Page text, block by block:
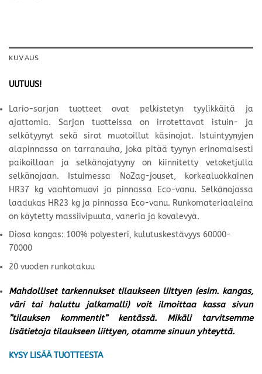
KUVAUS
UUTUUS!
Lario-sarjan tuotteet ovat pelkistetyn tyylikkäitä ja
ajattomia. Sarjan tuotteissa on irrotettavat istuin- ja
selkätyynyt sekä sirot muotoillut käsinojat. Istuintyynyjen
alapinnassa on tarranauha, joka pitää tyynyn erinomaisesti
paikoillaan ja selkänojatyyny on kiinnitetty vetoketjulla
selkänojaan. Istuimessa NoZag-jouset, korkealuokkainen
HR37 kg vaahtomuovi ja pinnassa Eco-vanu. Selkänojassa
laadukas HR23 kg ja pinnassa Eco-vanu. Runkomateriaaleina
on käytetty massiivipuuta, vaneria ja kovalevyä.
Diosa kangas: 100% polyesteri, kulutuskestävyys 60000-
70000
20 vuoden runkotakuu
Mahdolliset tarkennukset tilaukseen liittyen (esim. kangas,
väri tai haluttu jalkamalli) voit ilmoittaa kassa sivun
”tilauksen kommentit” kentässä. Mikäli tarvitsemme
lisätietoja tilaukseen liittyen, otamme sinuun yhteyttä.
KYSY LISÄÄ TUOTTEESTA